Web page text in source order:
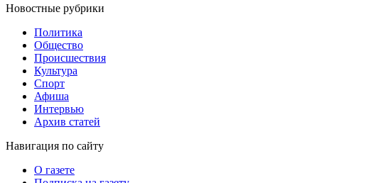
Новостные рубрики
Политика
Общество
Проиcшествия
Культура
Спорт
Афиша
Интервью
Архив статей
Навигация по сайту
О газете